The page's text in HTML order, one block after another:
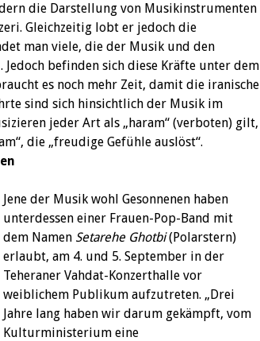
die Darstellung von Musikinstrumenten
Gleichzeitig lobt er jedoch die
man viele, die der Musik und den
befinden sich diese Kräfte unter dem
es noch mehr Zeit, damit die iranische
sind sich hinsichtlich der Musik im
jeder Art als „haram“ (verboten) gilt,
die „freudige Gefühle auslöst“.
Jene der Musik wohl Gesonnenen haben
unterdessen einer Frauen-Pop-Band mit
dem Namen Setarehe Ghotbi(Polarstern)
erlaubt, am 4. und 5. September in der
Teheraner Vahdat-Konzerthalle vor
weiblichem Publikum aufzutreten. „Drei
Jahre lang haben wir darum gekämpft, vom
Kulturministerium eine